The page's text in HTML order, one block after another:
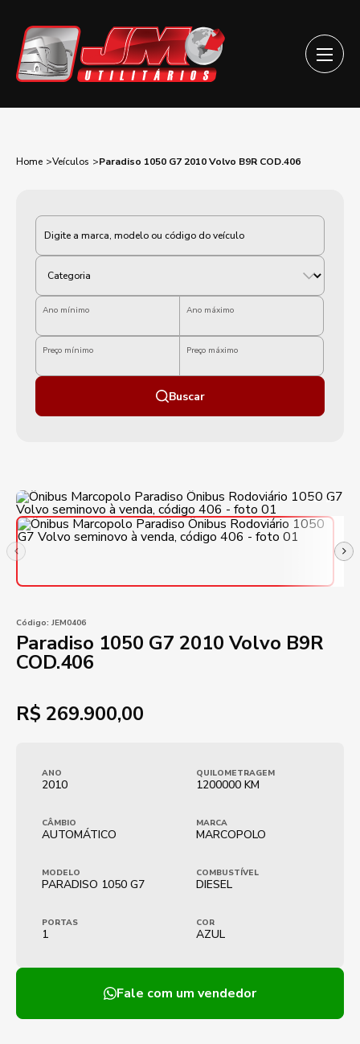
Home Veículos Paradiso 1050 G7 2010 Volvo B9R COD.406
Categoria
Ano mínimo Ano máximo
Preço mínimo Preço máximo
Buscar
Código: JEM0406
Paradiso 1050 G7 2010 Volvo B9R
COD.406
R$ 269.900,00
ANO
2010
QUILOMETRAGEM
1200000 KM
CÂMBIO
AUTOMÁTICO
MARCA
MARCOPOLO
MODELO
PARADISO 1050 G7
COMBUSTÍVEL
DIESEL
PORTAS
1
COR
AZUL
Fale com um vendedor